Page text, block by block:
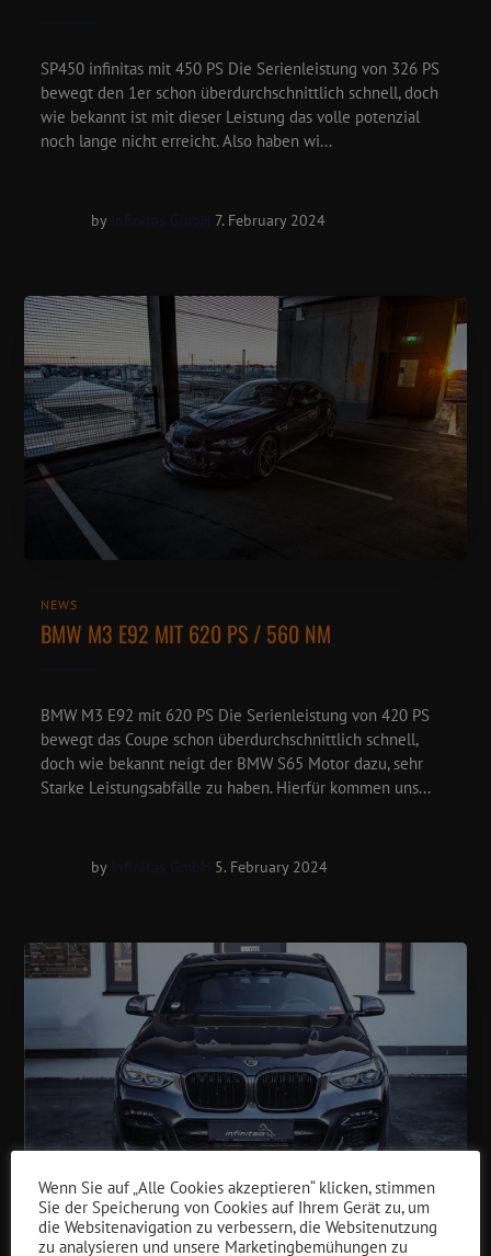
SP450 infinitas mit 450 PS Die Serienleistung von 326 PS
bewegt den 1er schon überdurchschnittlich schnell, doch
wie bekannt ist mit dieser Leistung das volle potenzial
noch lange nicht erreicht. Also haben wi...
by Infinitas GmbH 7. February 2024
NEWS
BMW M3 E92 MIT 620 PS / 560 NM
BMW M3 E92 mit 620 PS Die Serienleistung von 420 PS
bewegt das Coupe schon überdurchschnittlich schnell,
doch wie bekannt neigt der BMW S65 Motor dazu, sehr
Starke Leistungsabfälle zu haben. Hierfür kommen uns...
by Infinitas GmbH 5. February 2024
NEWS
Wenn Sie auf „Alle Cookies akzeptieren“ klicken, stimmen
Sie der Speicherung von Cookies auf Ihrem Gerät zu, um
die Websitenavigation zu verbessern, die Websitenutzung
zu analysieren und unsere Marketingbemühungen zu